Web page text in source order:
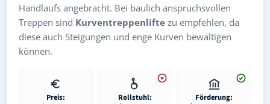
Handlaufs angebracht. Bei baulich anspruchsvollen
Treppen sind Kurventreppenlifte zu empfehlen, da
diese auch Steigungen und enge Kurven bewältigen
können.
Preis: Rollstuhl: Förderung: